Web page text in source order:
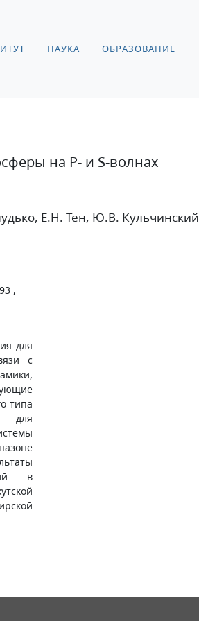
НАУКА ОБРАЗОВАНИЕ
на Р- и S-волнах
, Е.Н. Тен, Ю.В. Кульчинский
,
для
с
типа
для
в